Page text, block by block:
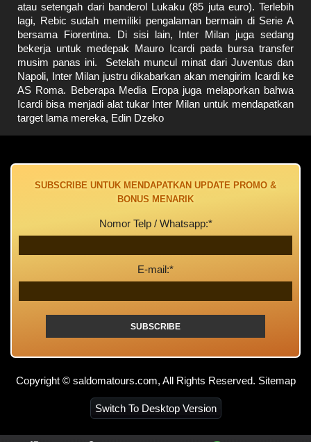
atau setengah dari banderol Lukaku (85 juta euro). Terlebih
lagi, Rebic sudah memiliki pengalaman bermain di Serie A
bersama Fiorentina. Di sisi lain, Inter Milan juga sedang
bekerja untuk medepak Mauro Icardi pada bursa transfer
musim panas ini. Setelah muncul minat dari Juventus dan
Napoli, Inter Milan justru dikabarkan akan mengirim Icardi ke
AS Roma. Beberapa Media Eropa juga melaporkan bahwa
Icardi bisa menjadi alat tukar Inter Milan untuk mendapatkan
target lama mereka, Edin Dzeko
SUBSCRIBE UNTUK MENDAPATKAN UPDATE PROMO &
BONUS MENARIK
Nomor Telp / Whatsapp:*
E-mail:*
Copyright © saldomatours.com, All Rights Reserved. Sitemap
Switch To Desktop Version